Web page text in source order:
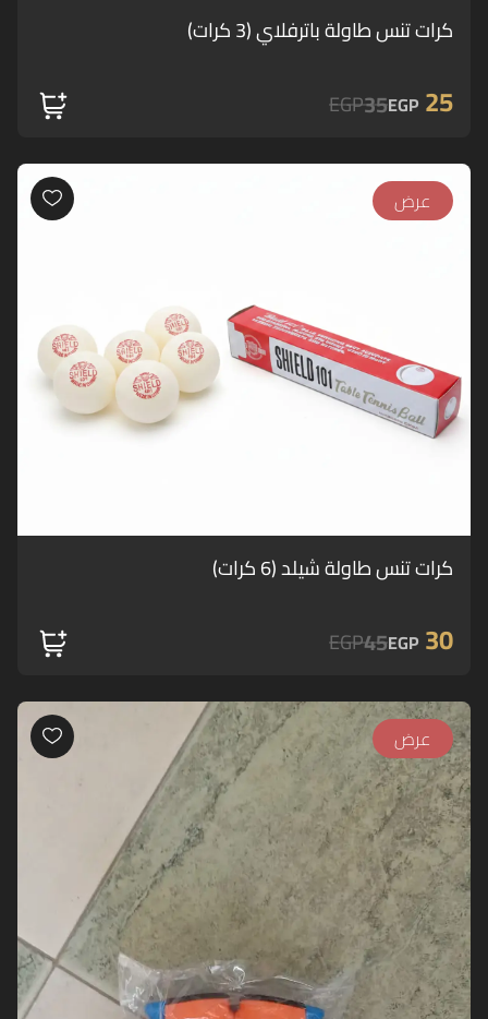
كرات تنس طاولة باترفلاي (3 كرات)
25
EGP
35
EGP
عرض
كرات تنس طاولة شيلد (6 كرات)
30
EGP
45
EGP
عرض